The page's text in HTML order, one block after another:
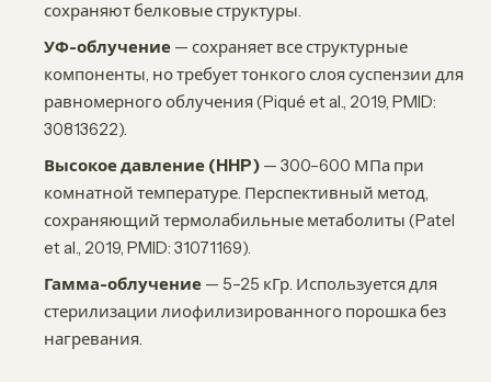
сохраняют белковые структуры.
УФ-облучение — сохраняет все структурные
компоненты, но требует тонкого слоя суспензии для
равномерного облучения (Piqué et al., 2019, PMID:
30813622).
Высокое давление (HHP) — 300–600 МПа при
комнатной температуре. Перспективный метод,
сохраняющий термолабильные метаболиты (Patel
et al., 2019, PMID: 31071169).
Гамма-облучение — 5–25 кГр. Используется для
стерилизации лиофилизированного порошка без
нагревания.